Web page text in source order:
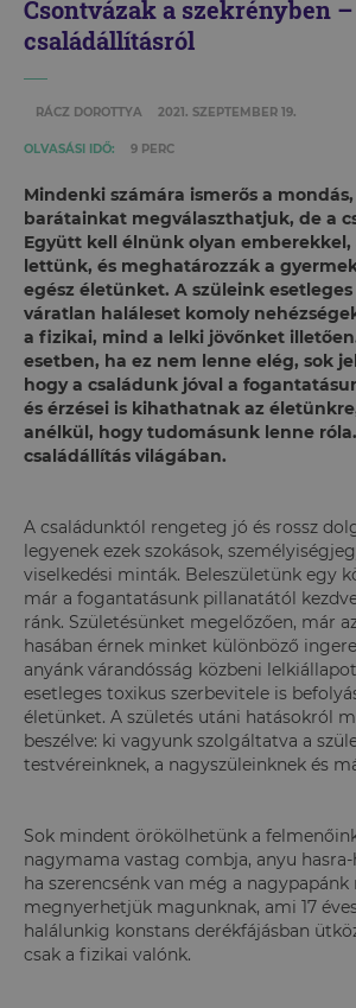
Csontvázak a szekrényben
családállításról
RÁCZ DOROTTYA 2021. SZEPTEMBER 19.
OLVASÁSI IDŐ: 9 PERC
Mindenki számára ismerős a
barátainkat megválaszthatjuk, de a
Együtt kell élnünk olyan
lettünk, és meghatározzák a
egész életünket. A szüleink esetleges
váratlan haláleset komoly
a fizikai, mind a lelki jövőnket
esetben, ha ez nem lenne elég, sok
hogy a családunk jóval a
és érzései is kihathatnak az
anélkül, hogy tudomásunk lenne
családállítás világában.
A családunktól rengeteg jó és rossz
legyenek ezek szokások,
viselkedési minták. Beleszületünk egy
már a fogantatásunk pillanatától
ránk. Születésünket megelőzően, már
hasában érnek minket különböző
anyánk várandósság közbeni
esetleges toxikus szerbevitele is
életünket. A születés utáni hatásokról
beszélve: ki vagyunk szolgáltatva a
testvéreinknek, a nagyszüleinknek és
Sok mindent örökölhetünk a
nagymama vastag combja, anyu
ha szerencsénk van még a nagypapánk
megnyerhetjük magunknak, ami 17
halálunkig konstans derékfájásban
csak a fizikai valónk.